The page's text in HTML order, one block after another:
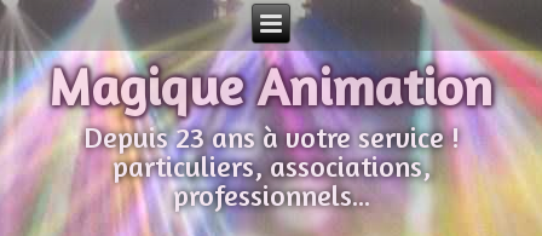
Magique Animation
Depuis 23 ans à votre service !
particuliers, associations,
professionnels...